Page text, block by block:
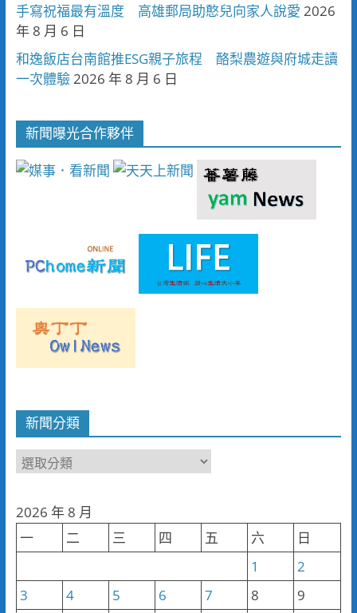
手寫祝福最有溫度 高雄郵局助憨兒向家人說愛 2026
年 8 月 6 日
和逸飯店台南館推ESG親子旅程 酪梨農遊與府城走讀
一次體驗 2026 年 8 月 6 日
新聞曝光合作夥伴
新聞分類
新
類
2026 年 8 月
一
二 三 四 五 六
日
1
2
3
4 5 6 7 8
9